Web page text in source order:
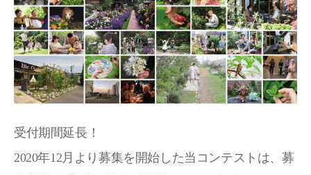
受付期間延長！
2020年12月より募集を開始した当コンテストは、募